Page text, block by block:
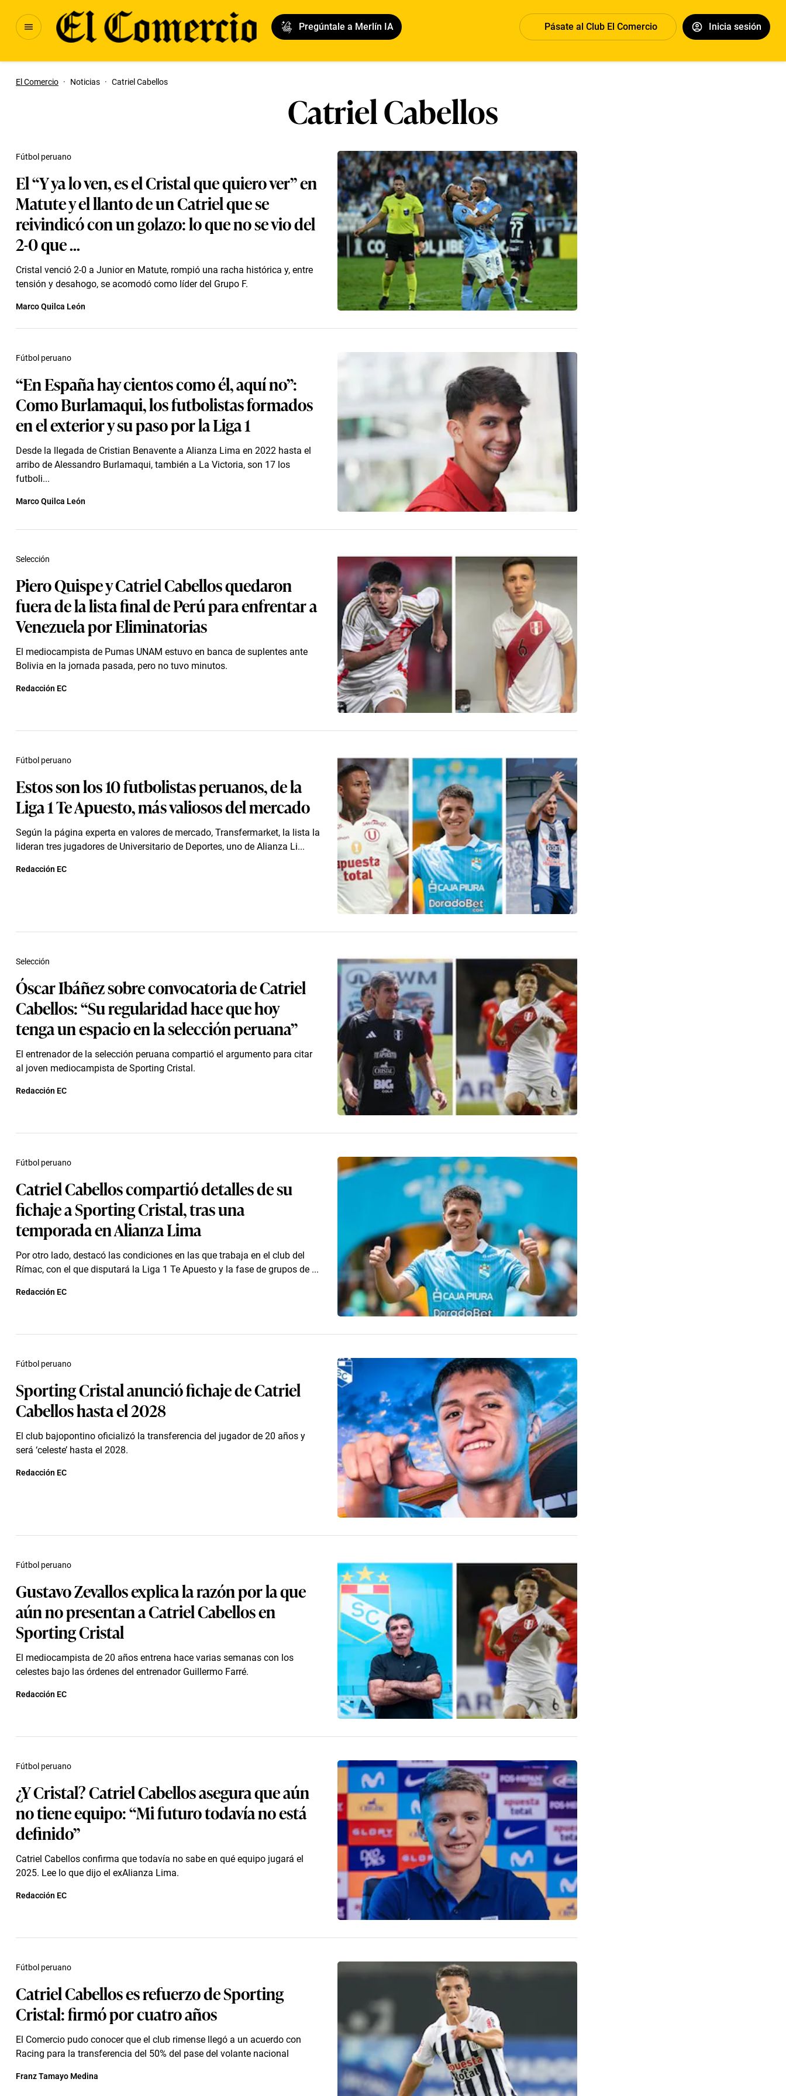
Pregúntale a Merlín IA Pásate al Club El Comercio Inicia sesión
El Comercio · Noticias · Catriel Cabellos
Catriel Cabellos
El “Y ya lo ven, es el Cristal que quiero ver” en
Matute y el llanto de un Catriel que se
reivindicó con un golazo: lo que no se vio del
2-0 que ...
Cristal venció 2-0 a Junior en Matute, rompió una racha histórica y, entre
tensión y desahogo, se acomodó como líder del Grupo F.
Fútbol peruano
Marco Quilca León
“En España hay cientos como él, aquí no”:
Como Burlamaqui, los futbolistas formados
en el exterior y su paso por la Liga 1
Desde la llegada de Cristian Benavente a Alianza Lima en 2022 hasta el
arribo de Alessandro Burlamaqui, también a La Victoria, son 17 los
futboli...
Fútbol peruano
Marco Quilca León
Piero Quispe y Catriel Cabellos quedaron
fuera de la lista final de Perú para enfrentar a
Venezuela por Eliminatorias
El mediocampista de Pumas UNAM estuvo en banca de suplentes ante
Bolivia en la jornada pasada, pero no tuvo minutos.
Selección
Redacción EC
Estos son los 10 futbolistas peruanos, de la
Liga 1 Te Apuesto, más valiosos del mercado
Según la página experta en valores de mercado, Transfermarket, la lista la
lideran tres jugadores de Universitario de Deportes, uno de Alianza Li...
Fútbol peruano
Redacción EC
Óscar Ibáñez sobre convocatoria de Catriel
Cabellos: “Su regularidad hace que hoy
tenga un espacio en la selección peruana”
El entrenador de la selección peruana compartió el argumento para citar
al joven mediocampista de Sporting Cristal.
Selección
Redacción EC
Catriel Cabellos compartió detalles de su
fichaje a Sporting Cristal, tras una
temporada en Alianza Lima
Por otro lado, destacó las condiciones en las que trabaja en el club del
Rímac, con el que disputará la Liga 1 Te Apuesto y la fase de grupos de ...
Fútbol peruano
Redacción EC
Sporting Cristal anunció fichaje de Catriel
Cabellos hasta el 2028
El club bajopontino oficializó la transferencia del jugador de 20 años y
será ‘celeste’ hasta el 2028.
Fútbol peruano
Redacción EC
Gustavo Zevallos explica la razón por la que
aún no presentan a Catriel Cabellos en
Sporting Cristal
El mediocampista de 20 años entrena hace varias semanas con los
celestes bajo las órdenes del entrenador Guillermo Farré.
Fútbol peruano
Redacción EC
¿Y Cristal? Catriel Cabellos asegura que aún
no tiene equipo: “Mi futuro todavía no está
definido”
Catriel Cabellos confirma que todavía no sabe en qué equipo jugará el
2025. Lee lo que dijo el exAlianza Lima.
Fútbol peruano
Redacción EC
Catriel Cabellos es refuerzo de Sporting
Cristal: firmó por cuatro años
El Comercio pudo conocer que el club rimense llegó a un acuerdo con
Racing para la transferencia del 50% del pase del volante nacional
Fútbol peruano
Franz Tamayo Medina